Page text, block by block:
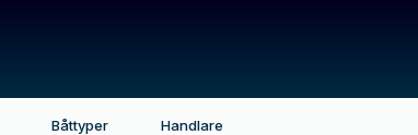
Båttyper Handlare